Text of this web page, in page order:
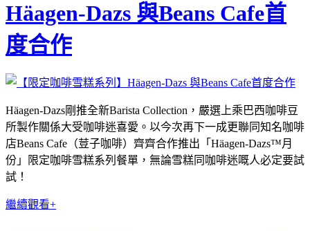
Häagen-Dazs 與Beans Cafe首
度合作
Häagen-Dazs剛推全新Barista Collection，嚴選上乘巴西咖啡豆
所製作關係大受咖啡迷喜愛。以今次再下一成更聯同知名咖啡
店Beans Cafe（荳子咖啡）齊齊合作推出「Häagen-Dazs™月
份」限定咖啡雪糕系列餐單，無論雪糕同咖啡迷嘅人必定要試
試！
繼續觀看+